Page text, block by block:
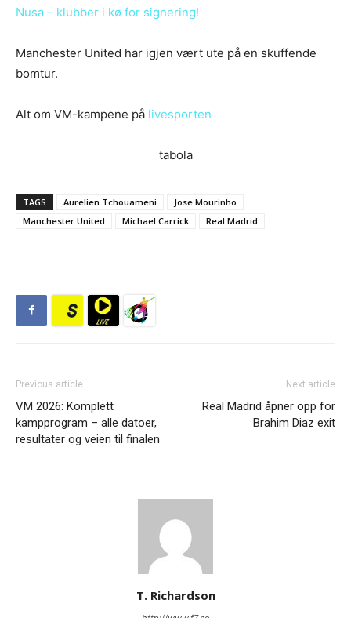
Nusa – klubber i kø for signering!
Manchester United har igjen vært ute på en skuffende
bomtur.
Alt om VM-kampene på livesporten
tabola
TAGS Aurelien Tchouameni
Jose Mourinho
Manchester United
Michael Carrick Real Madrid
Previous article
VM 2026: Komplett
kampprogram – alle datoer,
resultater og veien til finalen
Next article
Real Madrid åpner opp for
Brahim Diaz exit
T. Richardson